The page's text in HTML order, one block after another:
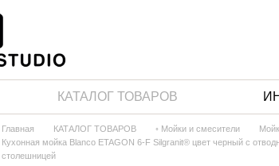
КАТАЛОГ ТОВАРОВ
Главная КАТАЛОГ ТОВАРОВ ◦ Мойки и смесители
Кухонная мойка Blanco ETAGON 6-F Silgranit® цвет черный с
столешницей